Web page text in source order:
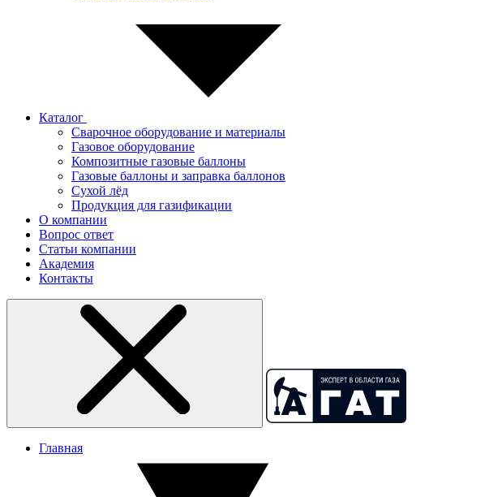
Каталог
Сварочное оборудование и материалы
Газовое оборудование
Композитные газовые баллоны
Газовые баллоны и заправка баллонов
Сухой лёд
Продукция для газификации
О компании
Вопрос ответ
Статьи компании
Академия
Контакты
Главная